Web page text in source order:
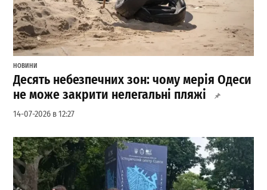
НОВИНИ
Десять небезпечних зон: чому мерія Одеси
не може закрити нелегальні пляжі
14-07-2026 в 12:27